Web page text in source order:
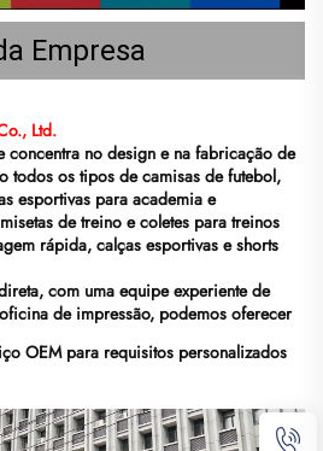
Empresa
Ltd.
concentra no design e na fabricação de
todos os tipos de camisas de futebol,
esportivas para academia e
de treino e coletes para treinos
rápida, calças esportivas e shorts
com uma equipe experiente de
de impressão, podemos oferecer
OEM para requisitos personalizados